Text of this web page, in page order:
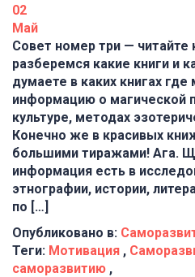
02
Май
Совет номер три — читайте
разберемся какие книги и
думаете в каких книгах
информацию о магической
культуре, методах
Конечно же в красивых
большими тиражами! Ага.
информация есть в
этнографии, истории,
по […]
Опубликовано в:
Теги: Мотивация ,
саморазвитию ,